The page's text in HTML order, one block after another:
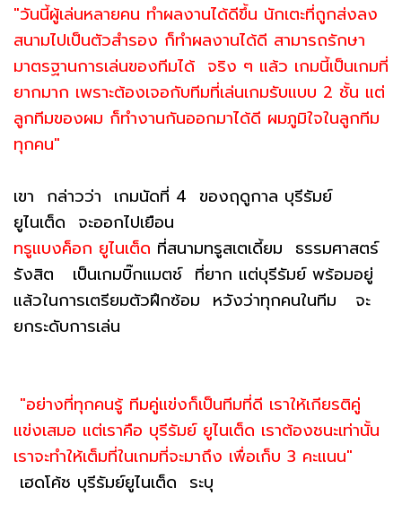
"วันนี้ผู้เล่นหลายคน ทำผลงานได้ดีขึ้น นักเตะที่ถูกส่งลง
สนามไปเป็นตัวสำรอง ก็ทำผลงานได้ดี สามารถรักษา
มาตรฐานการเล่นของทีมได้ จริง ๆ แล้ว เกมนี้เป็นเกมที่
ยากมาก เพราะต้องเจอกับทีมที่เล่นเกมรับแบบ 2 ชั้น แต่
ลูกทีมของผม ก็ทำงานกันออกมาได้ดี ผมภูมิใจในลูกทีม
ทุกคน"
เขา กล่าวว่า เกมนัดที่ 4 ของฤดูกาล บุรีรัมย์
ยูไนเต็ด จะออกไปเยือน
ทรูแบงค็อก ยูไนเต็ด ที่สนามทรูสเตเดี้ยม ธรรมศาสตร์
รังสิต เป็นเกมบิ๊กแมตช์ ที่ยาก แต่บุรีรัมย์ พร้อมอยู่
แล้วในการเตรียมตัวฝึกซ้อม หวังว่าทุกคนในทีม จะ
ยกระดับการเล่น
"อย่างที่ทุกคนรู้ ทีมคู่แข่งก็เป็นทีมที่ดี เราให้เกียรติคู่
แข่งเสมอ แต่เราคือ บุรีรัมย์ ยูไนเต็ด เราต้องชนะเท่านั้น
เราจะทำให้เต็มที่ในเกมที่จะมาถึง เพื่อเก็บ 3 คะแนน"
เฮดโค้ช บุรีรัมย์ยูไนเต็ด ระบุ